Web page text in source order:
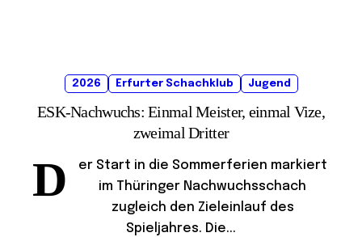
2026 Erfurter Schachklub Jugend
ESK-Nachwuchs: Einmal Meister, einmal Vize,
zweimal Dritter
D
er Start in die Sommerferien markiert
im Thüringer Nachwuchsschach
zugleich den Zieleinlauf des
Spieljahres. Die...